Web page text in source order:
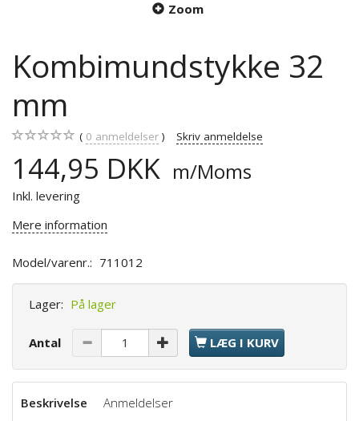
Zoom
Kombimundstykke 32
mm
0 anmeldelser Skriv anmeldelse
144,95 DKK m/Moms
Inkl. levering
Mere information
Model/varenr.: 711012
Lager: På lager
Antal LÆG I KURV
Beskrivelse Anmeldelser